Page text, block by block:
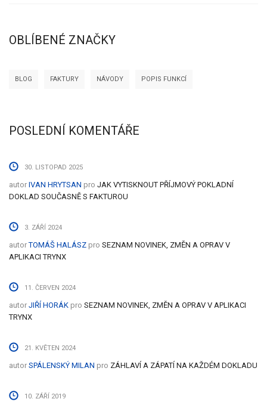
OBLÍBENÉ ZNAČKY
BLOG FAKTURY NÁVODY POPIS FUNKCÍ
POSLEDNÍ KOMENTÁŘE
30. LISTOPAD 2025
autor IVAN HRYTSAN pro JAK VYTISKNOUT PŘÍJMOVÝ POKLADNÍ
DOKLAD SOUČASNĚ S FAKTUROU
3. ZÁŘÍ 2024
autorTOMÁŠ HALÁSZ pro SEZNAM NOVINEK, ZMĚN A OPRAV V
APLIKACI TRYNX
11. ČERVEN 2024
autor JIŘÍ HORÁK pro SEZNAM NOVINEK, ZMĚN A OPRAV V APLIKACI
TRYNX
21. KVĚTEN 2024
autor SPÁLENSKÝ MILAN pro ZÁHLAVÍ A ZÁPATÍ NA KAŽDÉM DOKLADU
10. ZÁŘÍ 2019